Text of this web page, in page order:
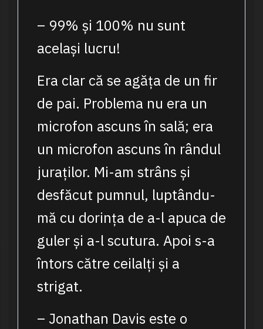
– 99% și 100% nu sunt
același lucru!
Era clar că se agăța de un fir
de pai. Problema nu era un
microfon ascuns în sală; era
un microfon ascuns în rândul
juraților. Mi-am strâns și
desfăcut pumnul, luptându-
mă cu dorința de a-l apuca de
guler și a-l scutura. Apoi s-a
întors către ceilalți și a
strigat.
– Jonathan Davis este o